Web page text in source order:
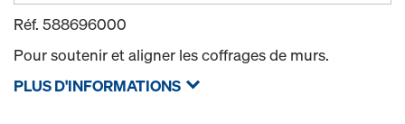
Réf. 588696000
Pour soutenir et aligner les coffrages de murs.
PLUS D'INFORMATIONS